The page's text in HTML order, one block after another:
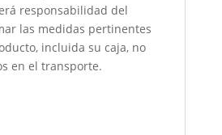
responsabilidad del
las medidas pertinentes
incluida su caja, no
en el transporte.